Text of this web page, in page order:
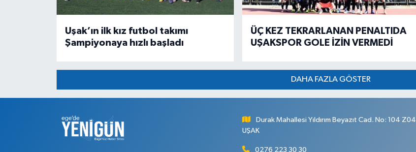
Uşak’ın ilk kız futbol takımı
Şampiyonaya hızlı başladı
ÜÇ KEZ TEKRARLANAN PENALTIDA
UŞAKSPOR GOLE İZİN VERMEDİ
DAHA FAZLA GÖSTER
Durak Mahallesi Yıldırım Beyazıt Cad. No: 104 Z04
UŞAK
0276 223 30 30